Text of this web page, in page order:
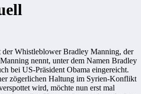
der Whistleblower Bradley Manning, der
nennt, unter dem Namen Bradley
bei US-Präsident Obama eingereicht.
zögerlichen Haltung im Syrien-Konflikt
wird, möchte nun erst mal